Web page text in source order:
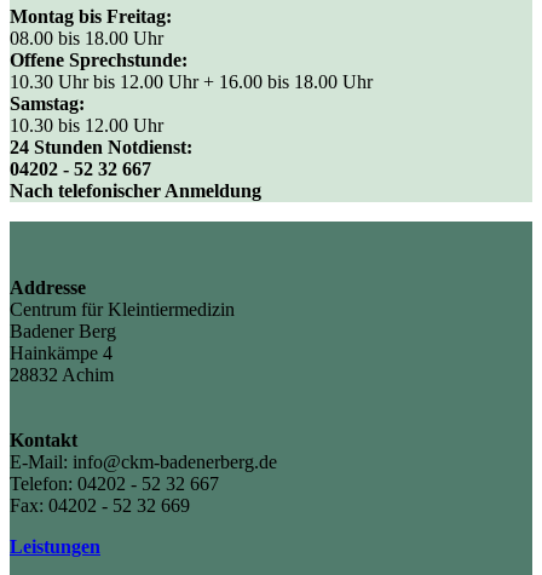
Montag bis Freitag:
08.00 bis 18.00 Uhr
Offene Sprechstunde:
10.30 Uhr bis 12.00 Uhr + 16.00 bis 18.00 Uhr
Samstag:
10.30 bis 12.00 Uhr
24 Stunden Notdienst:
04202 - 52 32 667
Nach telefonischer Anmeldung
Addresse
Centrum für Kleintiermedizin
Badener Berg
Hainkämpe 4
28832 Achim
Kontakt
E-Mail: info@ckm-badenerberg.de
Telefon: 04202 - 52 32 667
Fax: 04202 - 52 32 669
Leistungen